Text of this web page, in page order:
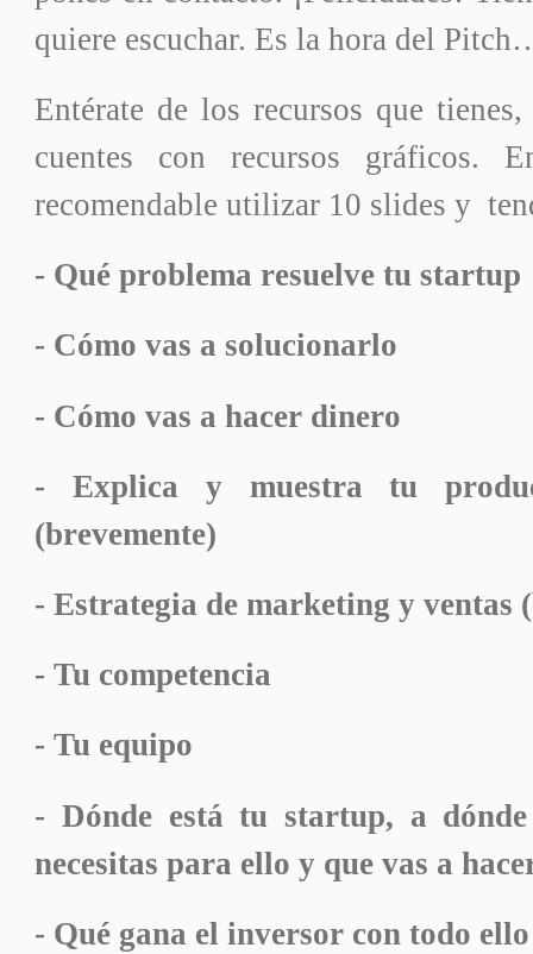
quiere escuchar. Es la hora del
Entérate de los recursos que
cuentes con recursos gráficos.
recomendable utilizar 10 slides y
- Qué problema resuelve tu startup
- Cómo vas a solucionarlo
- Cómo vas a hacer dinero
- Explica y muestra tu
(brevemente)
- Estrategia de marketing y ventas
- Tu competencia
- Tu equipo
- Dónde está tu startup, a
necesitas para ello y que vas a
- Qué gana el inversor con todo ello